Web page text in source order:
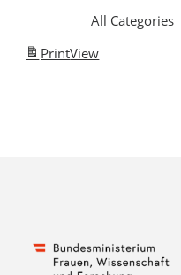
All Categories
PrintView